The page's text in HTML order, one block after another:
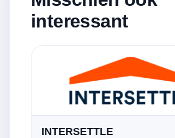
interessant
INTERSETTLE